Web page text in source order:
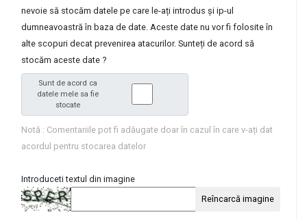
nevoie să stocăm datele pe care le-ați introdus și ip-ul
dumneavoastră în baza de date. Aceste date nu vor fi folosite în
alte scopuri decat prevenirea atacurilor. Sunteți de acord să
stocăm aceste date ?
Sunt de acord ca
datele mele sa fie
stocate
Notă : Comentariile pot fi adăugate doar în cazul în care v-ați dat
acordul pentru stocarea datelor
Introduceti textul din imagine
Reîncarcă imagine